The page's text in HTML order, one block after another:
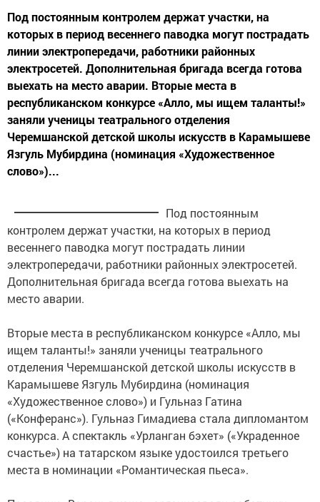
Под постоянным контролем держат участки, на
которых в период весеннего паводка могут пострадать
линии электропередачи, работники районных
электросетей. Дополнительная бригада всегда готова
выехать на место аварии. Вторые места в
республиканском конкурсе «Алло, мы ищем таланты!»
заняли ученицы театрального отделения
Черемшанской детской школы искусств в Карамышеве
Язгуль Мубирдина (номинация «Художественное
слово»)...
Под постоянным
контролем держат участки, на которых в период
весеннего паводка могут пострадать линии
электропередачи, работники районных электросетей.
Дополнительная бригада всегда готова выехать на
место аварии.
Вторые места в республиканском конкурсе «Алло, мы
ищем таланты!» заняли ученицы театрального
отделения Черемшанской детской школы искусств в
Карамышеве Язгуль Мубирдина (номинация
«Художественное слово») и Гульназ Гатина
(«Конферанс»). Гульназ Гимадиева стала дипломантом
конкурса. А спектакль «Урланган бэхет» («Украденное
счастье») на татарском языке удостоился третьего
места в номинации «Романтическая пьеса».